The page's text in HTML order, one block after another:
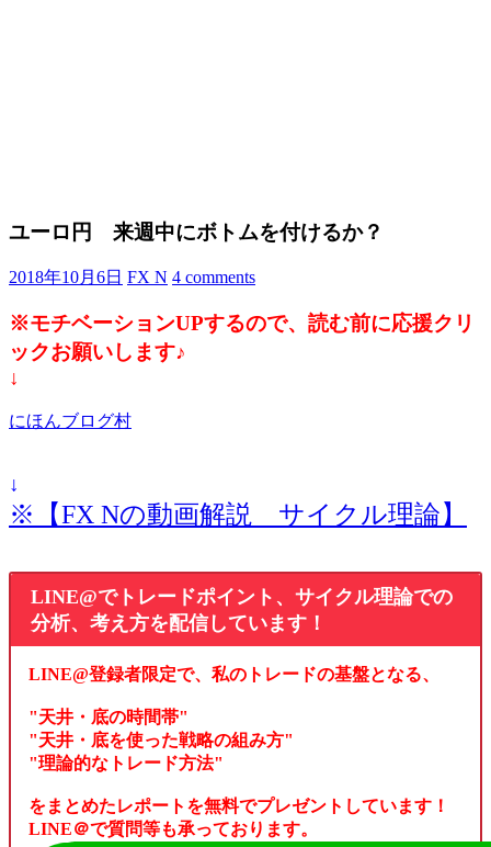
ユーロ円 来週中にボトムを付けるか？
2018年10月6日 FX N 4 comments
※モチベーションUPするので、読む前に応援クリ
ックお願いします♪
↓
にほんブログ村
↓
※【FX Nの動画解説 サイクル理論】
LINE@でトレードポイント、サイクル理論での
分析、考え方を配信しています！
LINE@登録者限定で、私のトレードの基盤となる、
"天井・底の時間帯"
"天井・底を使った戦略の組み方"
"理論的なトレード方法"
をまとめたレポートを無料でプレゼントしています！
LINE＠で質問等も承っております。